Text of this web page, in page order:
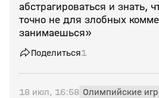
абстрагироваться и знать,
точно не для злобных
занимаешься»
Поделиться1
18 июл, 16:58 Олимпийские